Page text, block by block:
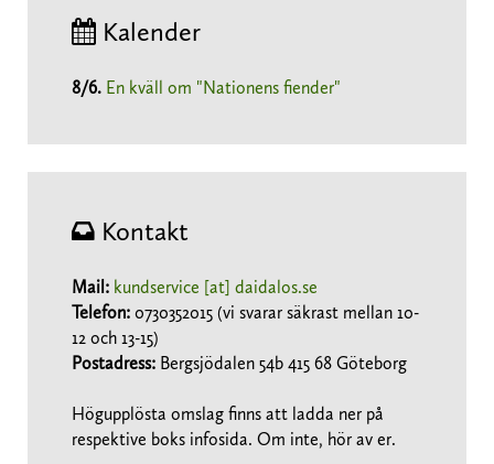
Kalender
8/6. En kväll om "Nationens fiender"
Kontakt
Mail: kundservice [at] daidalos.se
Telefon: 0730352015 (vi svarar säkrast mellan 10-
12 och 13-15)
Postadress: Bergsjödalen 54b 415 68 Göteborg
Högupplösta omslag finns att ladda ner på
respektive boks infosida. Om inte, hör av er.